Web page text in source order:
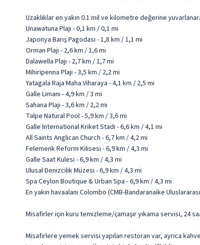
Uzaklıklar en yakın 0.1 mil ve kilometre değerine
Unawatuna Plajı - 0,1 km / 0,1 mi
Japonya Barış Pagodası - 1,8 km / 1,1 mi
Orman Plajı - 2,6 km / 1,6 mi
Dalawella Plajı - 2,7 km / 1,7 mi
Mihiripenna Plajı - 3,5 km / 2,2 mi
Yatagala Raja Maha Viharaya - 4,1 km / 2,5 mi
Galle Limanı - 4,9 km / 3 mi
Sahana Plajı - 3,6 km / 2,2 mi
Talpe Natural Pool - 5,9 km / 3,6 mi
Galle International Kriket Stadı - 6,6 km / 4,1 mi
All Saints Anglican Church - 6,7 km / 4,2 mi
Felemenk Reform Kilisesi - 6,9 km / 4,3 mi
Galle Saat Kulesi - 6,9 km / 4,3 mi
Ulusal Denizcilik Müzesi - 6,9 km / 4,3 mi
Spa Ceylon Boutique & Urban Spa - 6,9 km / 4,3 mi
En yakın havaalanı Colombo (CMB-Bandaranaike
Misafirler için kuru temizleme/çamaşır yıkama servisi, 24
Misafirlere yemek servisi yapılan restoran var, ayrıca